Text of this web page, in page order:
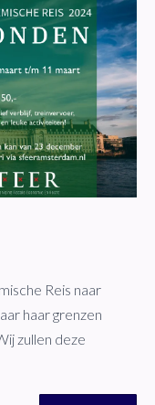
Reis naar
haar grenzen
zullen deze